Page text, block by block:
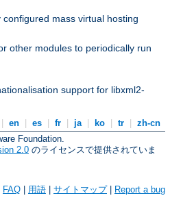
mass virtual hosting
other modules to periodically run
support for libxml2-
en es fr ja ko tr
zh-cn
Foundation.
2.0 のライセンスで提供されていま
FAQ | 用語 | サイトマップ| Report a bug